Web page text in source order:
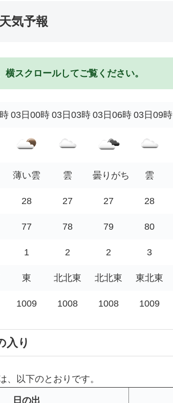
気予報
スクロールしてご覧ください。
03日00時 03日03時 03日06時 03日09時
薄い雲 雲 曇りがち 雲
28 27 27 28
77 78 79 80
1 2 2 3
東 北北東 北北東 東北東
1009 1008 1008 1009
入り
、以下のとおりです。
日の出